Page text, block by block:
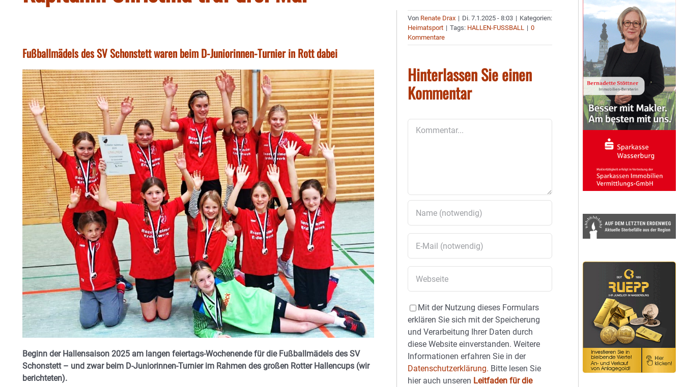
Fußballmädels des SV Schonstett waren beim D-Juniorinnen-Turnier in Rott dabei
Beginn der Hallensaison 2025 am langen feiertags-Wochenende für die Fußballmädels des SV
Schonstett – und zwar beim D-Juniorinnen-Turnier im Rahmen des großen Rotter Hallencups (wir
berichteten).
Von Renate Drax | Di. 7.1.2025 - 8:03 | Kategorien:
Heimatsport | Tags: HALLEN-FUSSBALL | 0
Kommentare
Hinterlassen Sie einen
Kommentar
Mit der Nutzung dieses Formulars
erklären Sie sich mit der Speicherung
und Verarbeitung Ihrer Daten durch
diese Website einverstanden. Weitere
Informationen erfahren Sie in der
Datenschutzerklärung. Bitte lesen Sie
hier auch unseren Leitfaden für die